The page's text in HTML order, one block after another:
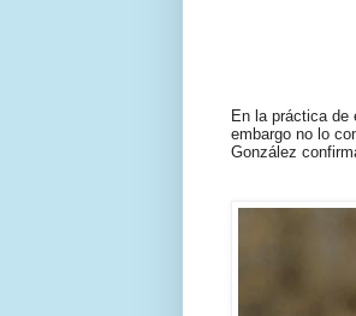
En la práctica de
embargo no lo
González